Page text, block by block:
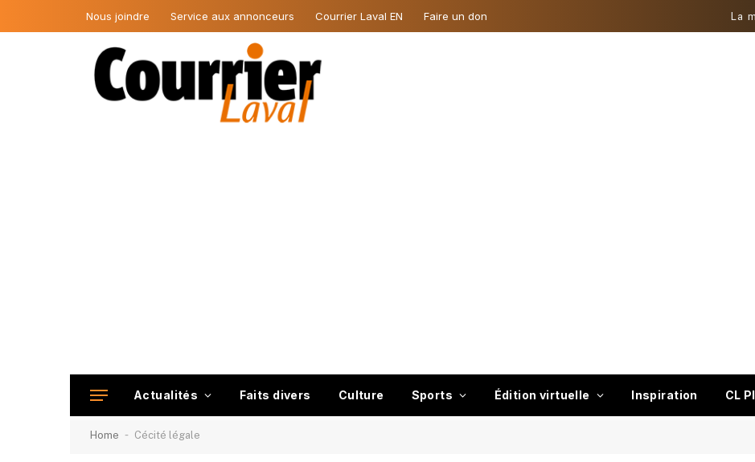
Nous joindre Service aux annonceurs Courrier Laval EN Faire un don La
Actualités Faits divers Culture Sports Édition virtuelle Inspiration CL
Home - Cécité légale